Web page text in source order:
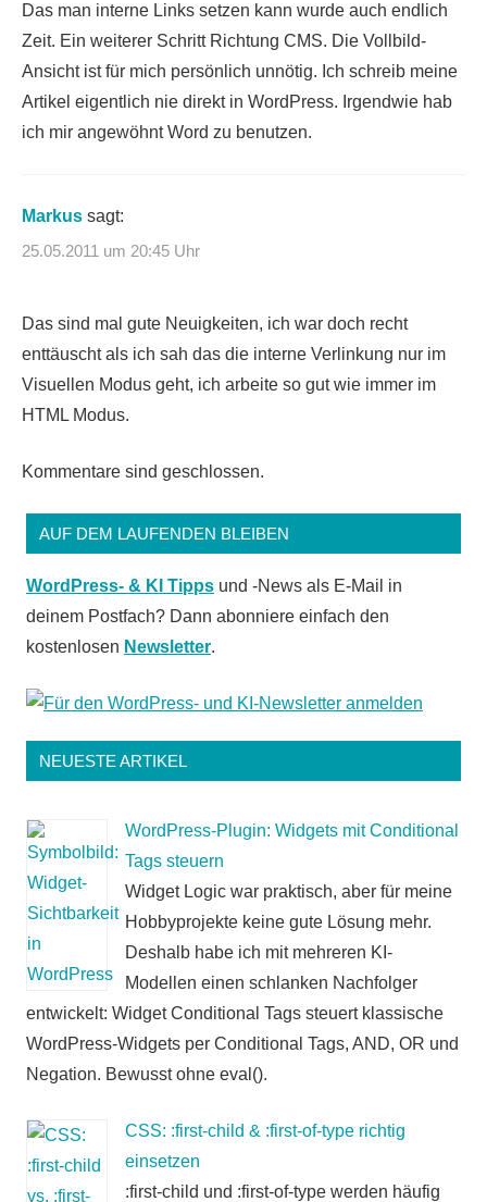
Das man interne Links setzen kann wurde auch endlich
Zeit. Ein weiterer Schritt Richtung CMS. Die Vollbild-
Ansicht ist für mich persönlich unnötig. Ich schreib meine
Artikel eigentlich nie direkt in WordPress. Irgendwie hab
ich mir angewöhnt Word zu benutzen.
Markus sagt:
25.05.2011 um 20:45 Uhr
Das sind mal gute Neuigkeiten, ich war doch recht
enttäuscht als ich sah das die interne Verlinkung nur im
Visuellen Modus geht, ich arbeite so gut wie immer im
HTML Modus.
Kommentare sind geschlossen.
AUF DEM LAUFENDEN BLEIBEN
WordPress- & KI Tipps und -News als E-Mail in
deinem Postfach? Dann abonniere einfach den
kostenlosen Newsletter.
NEUESTE ARTIKEL
WordPress-Plugin: Widgets mit Conditional
Tags steuern
Widget Logic war praktisch, aber für meine
Hobbyprojekte keine gute Lösung mehr.
Deshalb habe ich mit mehreren KI-
Modellen einen schlanken Nachfolger
entwickelt: Widget Conditional Tags steuert klassische
WordPress-Widgets per Conditional Tags, AND, OR und
Negation. Bewusst ohne eval().
CSS: :first-child & :first-of-type richtig
einsetzen
:first-child und :first-of-type werden häufig